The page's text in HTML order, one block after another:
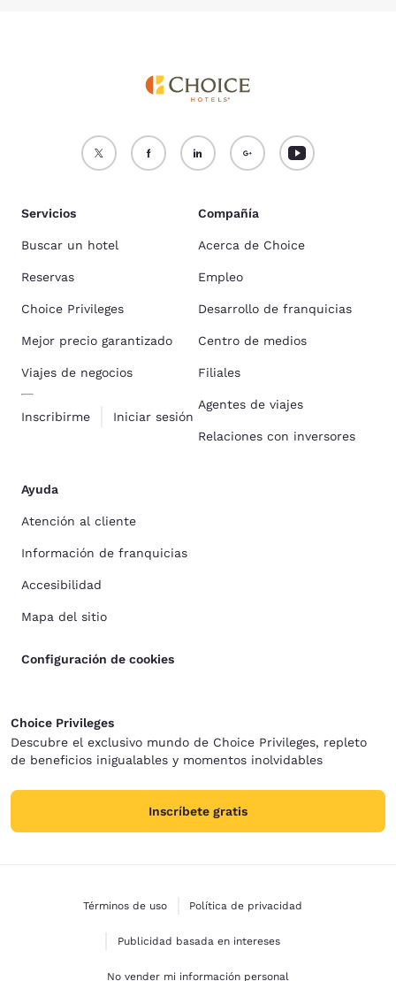
Servicios
Buscar un hotel
Reservas
Choice Privileges
Mejor precio garantizado
Viajes de negocios
Inscribirme Iniciar sesión
Compañía
Acerca de Choice
Empleo
Desarrollo de franquicias
Centro de medios
Filiales
Agentes de viajes
Relaciones con inversores
Ayuda
Atención al cliente
Información de franquicias
Accesibilidad
Mapa del sitio
Configuración de cookies
Choice Privileges
Descubre el exclusivo mundo de Choice Privileges, repleto
de beneficios inigualables y momentos inolvidables
Inscríbete gratis
Términos de uso Política de privacidad
Publicidad basada en intereses
No vender mi información personal